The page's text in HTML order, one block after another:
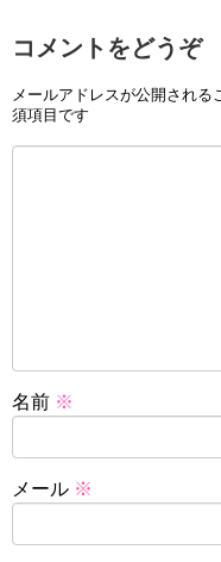
コメントをどうぞ
メールアドレスが公開される
須項目です
名前 ※
メール ※